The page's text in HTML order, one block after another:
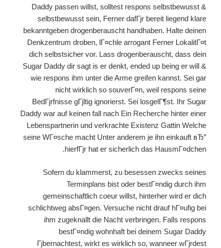
Daddy passen willst, solltest respons selbstbewusst &
selbstbewusst sein, Ferner dafГјr bereit liegend klare
bekanntgeben drogenberauscht handhaben. Halte deinen
Denkzentrum droben, lГ¤chle arrogant Ferner LokalitГ¤t
dich selbstsicher vor. Lass drogenberauscht, dass dein
Sugar Daddy dir sagt is er denkt, ended up being er will &
wie respons ihm unter die Arme greifen kannst. Sei gar
nicht wirklich so souverГ¤n, weil respons seine
BedГјrfnisse gГјltig ignorierst. Sei losgelГ¶st. Ihr Sugar
Daddy war auf keinen fall nach Ein Recherche hinter einer
Lebenspartnerin und verkrachte Existenz Gattin Welche
seine WГ¤sche macht Unter anderem je ihn einkauft вЂ”
hierfГјr hat er sicherlich das HausmГ¤dchen.
Sofern du klammerst, zu besessen zwecks seines
Terminplans bist oder bestГ¤ndig durch ihm
gemeinschaftlich coeur willst, hinterher wird er dich
schlichtweg absГ¤gen. Versuche nicht drauf hГ¤ufig bei
ihm zugeknallt die Nacht verbringen. Falls respons
bestГ¤ndig wohnhaft bei deinem Sugar Daddy
Гјbernachtest, wirkt es wirklich so, wanneer wГјrdest